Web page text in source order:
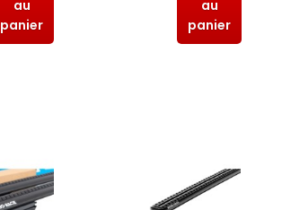
au
panier
au
panier